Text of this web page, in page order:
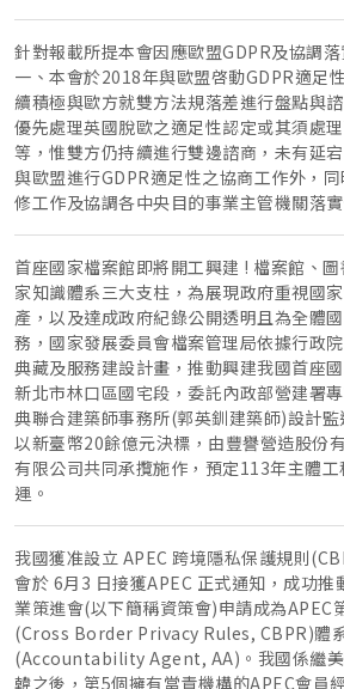
針對報載所提本會因應歐盟GDPR及協調
一、本會於2018年與歐盟啓動GDPR適足
續積極與歐方就雙方法規落差進行盤點與
優先處理英國脫歐之適足性認定或其須處
等，惟雙方仍持續進行雙邊諮商，未有延
與歐盟進行GDPR適足性之協商工作外，
修工作及協調各中央目的事業主管機關落
首座國家檔案館即將開工興建 ! 檔案館、
家知識體系三大支柱，為展現政府重視國
產，以及達成政府紀錄公開透明且為全體
務，國家發展委員會檔案管理局依據行政
典藏及服務建設計畫，推動興建我國首座
新北市林口區國宅段，委託內政部營建署
典聯合建築師事務所(郭英釧建築師)設計
以新臺幣20餘億元決標，由豐譽營造股份
有限公司共同承攬施作，預定113年主體
運。
我國獲准設立 APEC 跨境隱私保護規則
會於 6月3 日接獲APEC 正式通知，成功推
業策進會(以下簡稱資策會)申請成為APEC
(Cross Border Privacy Rules, CBPR)體
(Accountability Agent, AA)。我國係繼美
韓之後，第5個擁有當責機構的APEC會員